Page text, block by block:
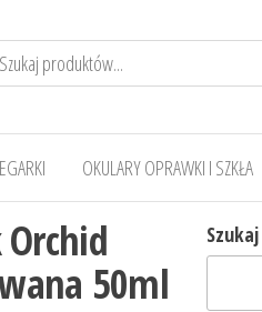
OKULARY OPRAWKI I SZKŁA
50ml
Szukaj